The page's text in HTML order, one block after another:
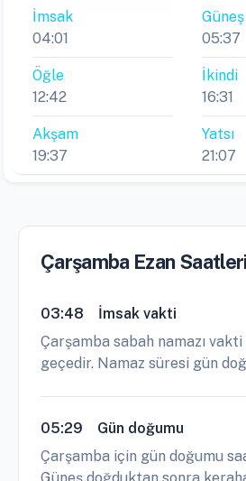
İmsak
04:01
Güneş
05:37
Öğle
12:42
İkindi
16:31
Akşam
19:37
Yatsı
21:07
Çarşamba Ezan Saatleri
03:48
İmsak vakti
Çarşamba sabah namazı
geçedir. Namaz süresi gün
05:29
Gün doğumu
Çarşamba için gün doğumu